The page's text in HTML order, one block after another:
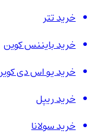
خرید تتر
خرید بایننس کوین
خرید یو اس دی کوین
خرید ریپل
خرید سولانا